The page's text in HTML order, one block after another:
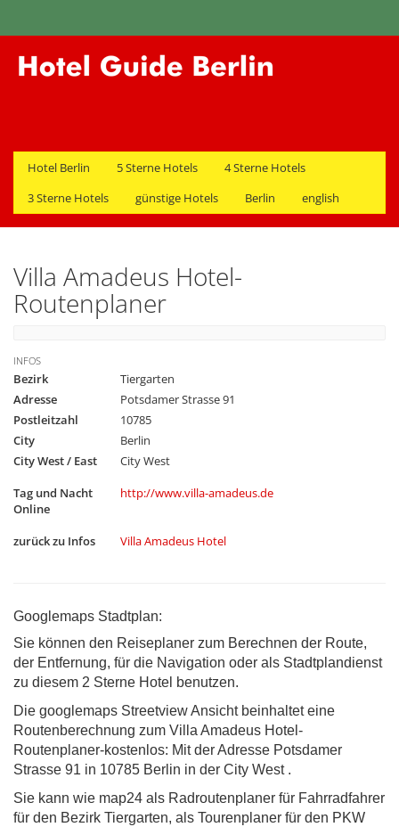
Hotel Berlin 5 Sterne Hotels
4 Sterne Hotels
3 Sterne Hotels
günstige Hotels Berlin english
Villa Amadeus Hotel-
Routenplaner
INFOS
Bezirk
Tiergarten
Adresse
Potsdamer Strasse 91
Postleitzahl
10785
City
Berlin
City West / East
City West
Tag und Nacht
Online
http://www.villa-amadeus.de
zurück zu Infos Villa Amadeus Hotel
Googlemaps Stadtplan:
Sie können den Reiseplaner zum Berechnen der Route,
der Entfernung, für die Navigation oder als Stadtplandienst
zu diesem 2 Sterne Hotel benutzen.
Die googlemaps Streetview Ansicht beinhaltet eine
Routenberechnung zum Villa Amadeus Hotel-
Routenplaner-kostenlos: Mit der Adresse Potsdamer
Strasse 91 in 10785 Berlin in der City West .
Sie kann wie map24 als Radroutenplaner für Fahrradfahrer
für den Bezirk Tiergarten, als Tourenplaner für den PKW